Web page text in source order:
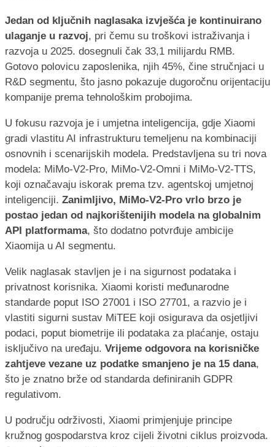
Jedan od ključnih naglasaka izvješća je kontinuirano
ulaganje u razvoj, pri čemu su troškovi istraživanja i
razvoja u 2025. dosegnuli čak 33,1 milijardu RMB.
Gotovo polovicu zaposlenika, njih 45%, čine stručnjaci u
R&D segmentu, što jasno pokazuje dugoročnu orijentaciju
kompanije prema tehnološkim probojima.
U fokusu razvoja je i umjetna inteligencija, gdje Xiaomi
gradi vlastitu AI infrastrukturu temeljenu na kombinaciji
osnovnih i scenarijskih modela. Predstavljena su tri nova
modela: MiMo-V2-Pro, MiMo-V2-Omni i MiMo-V2-TTS,
koji označavaju iskorak prema tzv. agentskoj umjetnoj
inteligenciji. Zanimljivo, MiMo-V2-Pro vrlo brzo je
postao jedan od najkorištenijih modela na globalnim
API platformama, što dodatno potvrđuje ambicije
Xiaomija u AI segmentu.
Velik naglasak stavljen je i na sigurnost podataka i
privatnost korisnika. Xiaomi koristi međunarodne
standarde poput ISO 27001 i ISO 27701, a razvio je i
vlastiti sigurni sustav MiTEE koji osigurava da osjetljivi
podaci, poput biometrije ili podataka za plaćanje, ostaju
isključivo na uređaju. Vrijeme odgovora na korisničke
zahtjeve vezane uz podatke smanjeno je na 15 dana,
što je znatno brže od standarda definiranih GDPR
regulativom.
U području održivosti, Xiaomi primjenjuje principe
kružnog gospodarstva kroz cijeli životni ciklus proizvoda.